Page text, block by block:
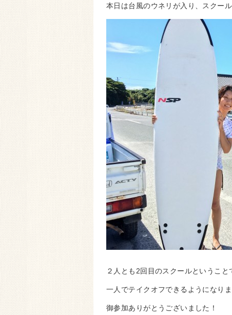
本日は台風のウネリが入り、スクー
２人とも2回目のスクールということ
一人でテイクオフできるようになりま
御参加ありがとうございました！